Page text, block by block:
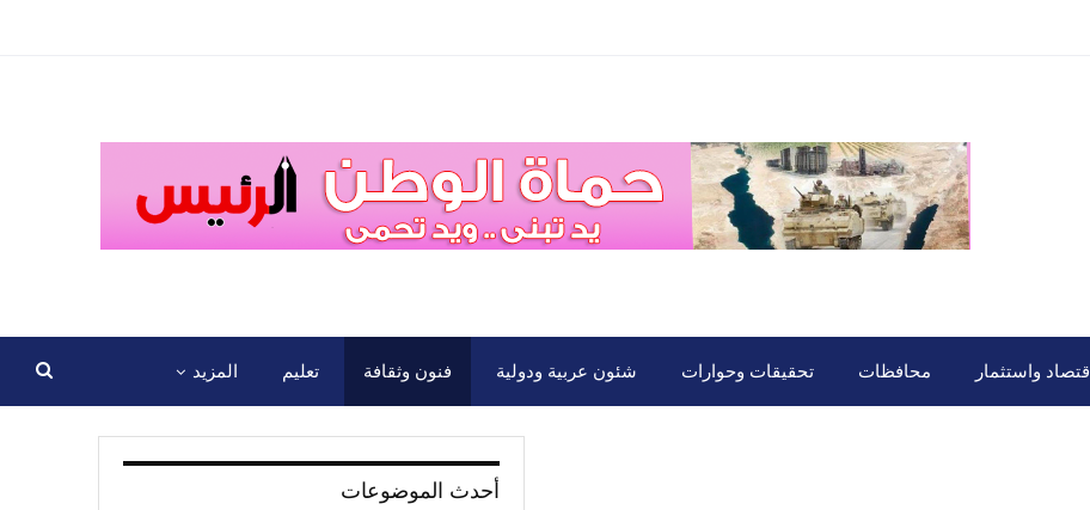
اقتصاد واستثمار محافظات تحقيقات وحوارات شئون عربية ودولية فنون وثقافة تعليم المزيد
أحدث الموضوعات